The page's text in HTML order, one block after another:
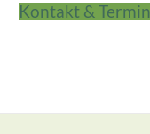
Kontakt & Termin